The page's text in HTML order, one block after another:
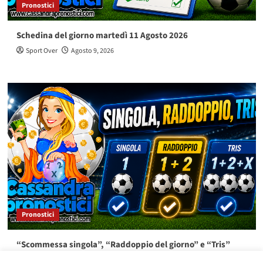
Pronostici
Schedina del giorno martedì 11 Agosto 2026
Sport Over Agosto 9, 2026
Pronostici
“Scommessa singola”, “Raddoppio del giorno” e “Tris”